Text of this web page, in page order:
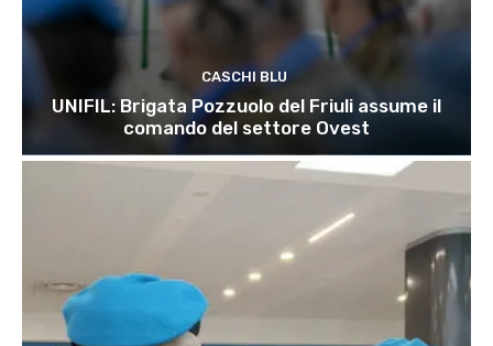
CASCHI BLU
UNIFIL: Brigata Pozzuolo del Friuli assume il
comando del settore Ovest